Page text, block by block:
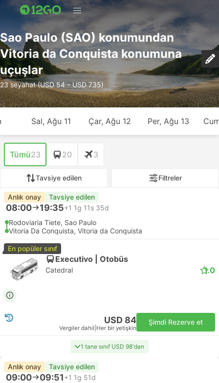
Sao Paulo (SAO) konumundan
Vitoria da Conquista konumuna
uçuşlar
23 seyahat (USD 54 – USD 735)
Sal, Ağu 11 Çar, Ağu 12 Per, Ağu 13
Tümü23 20 3
Tavsiye edilen Filtreler
Anlık onay Tavsiye edilen
08:00 19:35+1 1g 11s 35d
Rodoviaria Tiete, Sao Paulo
Vitoria Da Conquista, Vitoria da Conquista
En popüler sınıf
Executivo | Otobüs
Catedral 1.0
USD 84
Vergiler dahil Her bir yetişkin
Şimdi Rezerve et
1 tane sınıf USD 98'dan
Anlık onay Tavsiye edilen
09:00 09:51+1 1g 51d